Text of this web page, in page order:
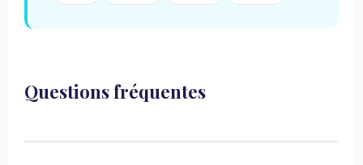
Questions fréquentes